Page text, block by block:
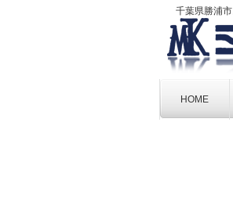
千葉県勝浦
contentHOME